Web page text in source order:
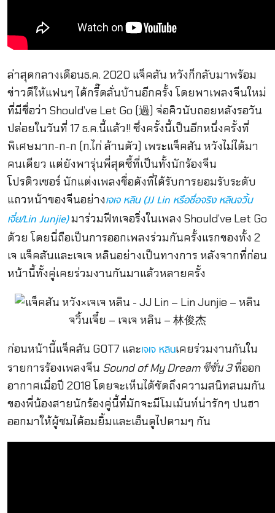
ล่าสุดกลางเดือนธ.ค. 2020 แจ็คสัน หวังก็กลับมาพร้อม
ข่าวดีให้แฟนๆ ได้กรี๊ดลั่นบ้านอีกครั้ง โดยพาเพลงจีนใหม่
ที่มีชื่อว่า Should’ve Let Go (過) จ่อคิวนับถอยหลังรอวัน
ปล่อยในวันที่ 17 ธ.ค.นี้แล้ว!! ซึ่งครั้งนี้เป็นอีกหนึ่งครั้งที่
พิเศษมาก-ก-ก (ก.ไก่ ล้านตัว) เพระแจ็คสัน หวังไม่ได้มา
คนเดียว แต่ยังพารุ่นพี่สุดซี้ที่เป็นทั้งนักร้องจีน
โปรดิวเซอร์ นักแต่งเพลงชื่อดังที่ได้รับการยอมรับระดับ
แถวหน้าของจีนอย่างเจเจ หลิน (JJ Lin หรือชื่อจริง หลินจวิ้น
เจี๋ย/Lin Junjie)มาร่วมฟีทเจอริ่งในเพลง Should’ve Let Go
ด้วย โดยนี่ถือเป็นการออกเพลงร่วมกันครั้งแรกของทั้ง 2
เจ แจ็คสันและเจเจ หลินอย่างเป็นทางการ หลังจากที่ก่อน
หน้านี้ทั้งคู่เคยร่วมงานกันมาแล้วหลายครั้ง
ก่อนหน้านี้แจ็คสัน GOT7 และเจเจ หลินเคยร่วมงานกันใน
รายการร้องเพลงจีน Sound of My Dream ซีซั่น 3ที่ออก
อากาศเมื่อปี 2018 โดยจะเห็นได้ชัดถึงความสนิทสนมกัน
ของพี่น้องสายนักร้องคู่นี้ที่มักจะมีโมเม้นท์น่ารักๆ ปนฮา
ออกมาให้ผู้ชมได้อมยิ้มและเอ็นดูไปตามๆ กัน